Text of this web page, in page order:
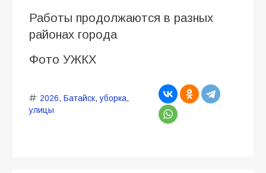
Работы продолжаются в разных
районах города
Фото УЖКХ
2026, Батайск,уборка,
улицы